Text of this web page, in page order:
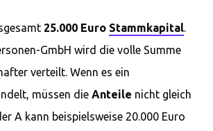
25.000 Euro Stammkapital.
GmbH wird die volle Summe
verteilt. Wenn es ein
müssen die Anteile nicht gleich
A kann beispielsweise 20.000 Euro